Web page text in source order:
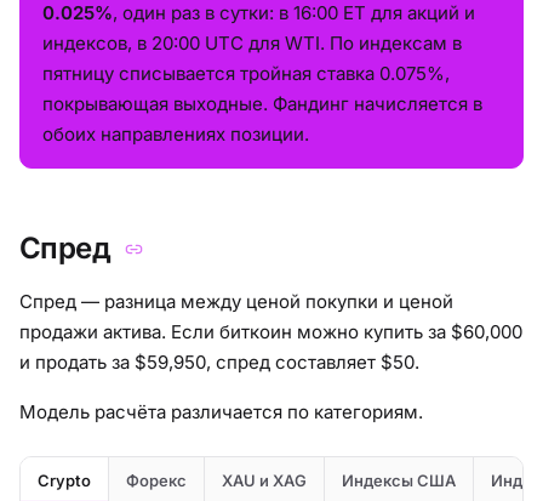
0.025%, один раз в сутки: в 16:00 ET для акций и
индексов, в 20:00 UTC для WTI. По индексам в
пятницу списывается тройная ставка 0.075%,
покрывающая выходные. Фандинг начисляется в
обоих направлениях позиции.
Спред
Спред — разница между ценой покупки и ценой
продажи актива. Если биткоин можно купить за $60,000
и продать за $59,950, спред составляет $50.
Модель расчёта различается по категориям.
Crypto Форекс XAU и XAG Индексы США